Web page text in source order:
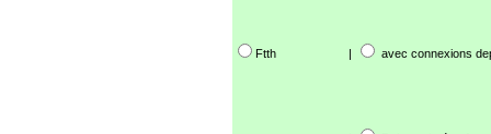
Ftth | avec connexions